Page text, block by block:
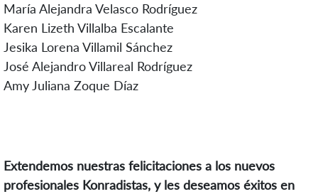
María Alejandra Velasco Rodríguez
Karen Lizeth Villalba Escalante
Jesika Lorena Villamil Sánchez
José Alejandro Villareal Rodríguez
Amy Juliana Zoque Díaz
Extendemos nuestras felicitaciones a los nuevos
profesionales Konradistas, y les deseamos éxitos en